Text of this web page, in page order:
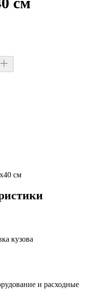
см
кузова
и расходные